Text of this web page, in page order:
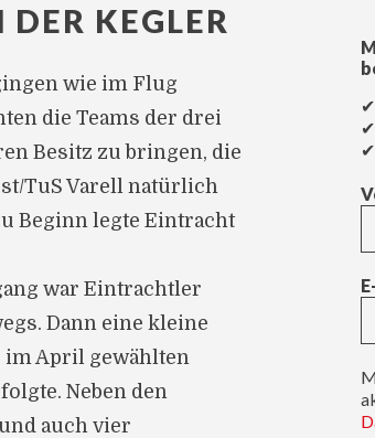
KEGLER
wie im Flug
die Teams der drei
Besitz zu bringen, die
TuS Varell natürlich
Beginn legte Eintracht
war Eintrachtler
Dann eine kleine
April gewählten
Neben den
auch vier